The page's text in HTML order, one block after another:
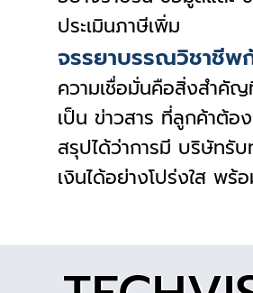
ประเมินภาษีเพิ่ม
จรรยาบรรณวิชาชีพ
ความเชื่อมั่นคือสิ่งสำคัญ
เป็น ข่าวสาร ที่ลูกค้าต้อ
สรุปได้ว่าการมี บริษัทรั
เงินได้อย่างโปร่งใส พ